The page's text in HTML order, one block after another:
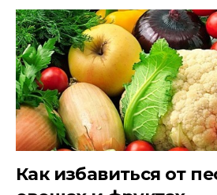
Как избавиться от